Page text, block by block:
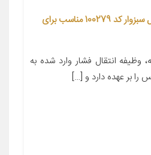
کابل کلاچ شرکت تکنو کابل سبزوار کد 100279 مناسب برای
انتقال فشار وارد شده به
را بر عهده دارد و […]